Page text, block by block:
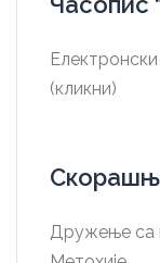
(кликни)
Дружење са